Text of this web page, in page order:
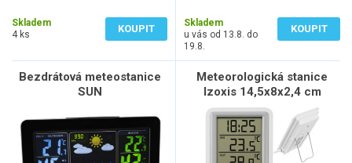
Skladem
4 ks
KOUPIT
Skladem
u vás od 13.8. do
19.8.
KOUPIT
Bezdrátová meteostanice
SUN
Meteorologická stanice
Izoxis 14,5x8x2,4 cm